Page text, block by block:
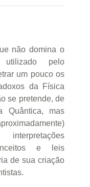
não domina o
utilizado pelo
um pouco os
da Física
se pretende, de
Quântica, mas
e leis
de sua criação